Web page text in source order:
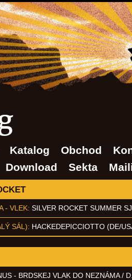
Katalog Obchod
Download Sekta
- VLEK: SILVER ROCKET SUMMER
SÁL): HACKEDEPICCIOTTO (DE/
- BRDSKEJ VLAK DO NEZNÁMA /